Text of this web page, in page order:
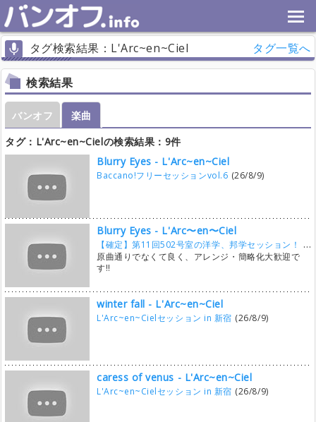
タグ検索結果：L'Arc~en~Ciel タグ一覧へ
検索結果
バンオフ
楽曲
タグ：L'Arc~en~Cielの検索結果：9件
Blurry Eyes - L'Arc~en~Ciel
Baccano!フリーセッションvol.6 (26/8/9)
Blurry Eyes - L'Arc〜en〜Ciel
【確定】第11回502号室の洋学、邦学セッション！
原曲通りでなくて良く、アレンジ・簡略化大歓迎で
す‼︎
winter fall - L'Arc~en~Ciel
L'Arc~en~Cielセッション in 新宿 (26/8/9)
caress of venus - L'Arc~en~Ciel
L'Arc~en~Cielセッション in 新宿 (26/8/9)